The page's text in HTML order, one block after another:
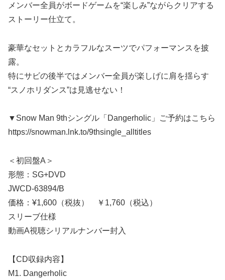
メンバー全員がボードゲームを“楽しみ”ながらクリアする
ストーリー仕立て。
豪華なセットとカラフルなスーツでパフォーマンスを披
露。
特にサビの後半ではメンバー全員が楽しげに肩を揺らす
“スノホリダンス”は見逃せない！
▼Snow Man 9thシングル「Dangerholic」ご予約はこちら
https://snowman.lnk.to/9thsingle_alltitles
＜初回盤A＞
形態：SG+DVD
JWCD-63894/B
価格：¥1,600（税抜） ￥1,760（税込）
スリーブ仕様
動画A視聴シリアルナンバー封入
【CD収録内容】
M1. Dangerholic